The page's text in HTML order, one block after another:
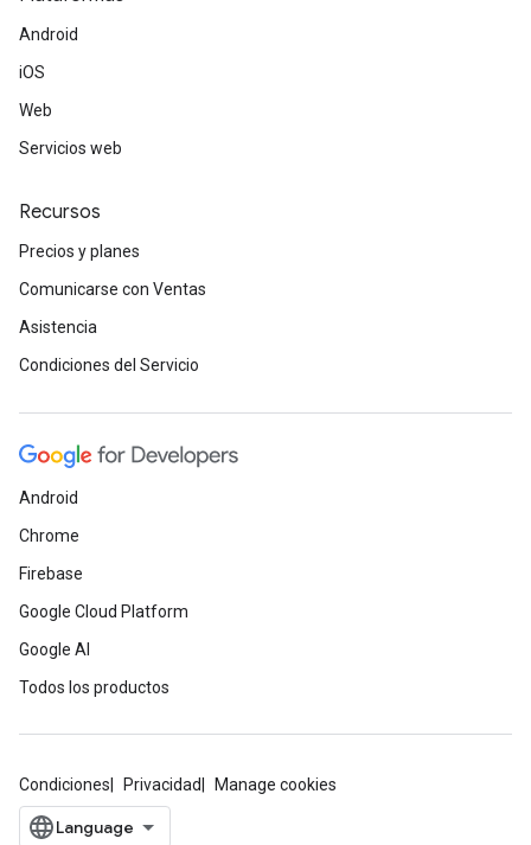
Android
iOS
Web
Servicios web
Recursos
Precios y planes
Comunicarse con Ventas
Asistencia
Condiciones del Servicio
Android
Chrome
Firebase
Google Cloud Platform
Google AI
Todos los productos
Condiciones Privacidad Manage cookies